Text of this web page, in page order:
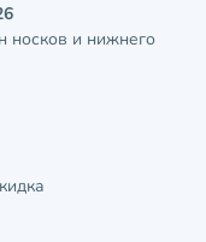
носков и нижнего